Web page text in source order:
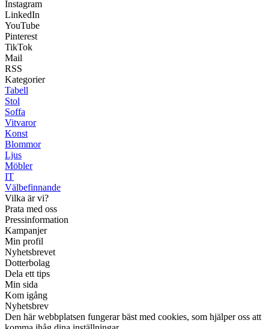
Instagram
LinkedIn
YouTube
Pinterest
TikTok
Mail
RSS
Kategorier
Tabell
Stol
Soffa
Vitvaror
Konst
Blommor
Ljus
Möbler
IT
Välbefinnande
Vilka är vi?
Prata med oss
Pressinformation
Kampanjer
Min profil
Nyhetsbrevet
Dotterbolag
Dela ett tips
Min sida
Kom igång
Nyhetsbrev
Den här webbplatsen fungerar bäst med cookies, som hjälper oss att